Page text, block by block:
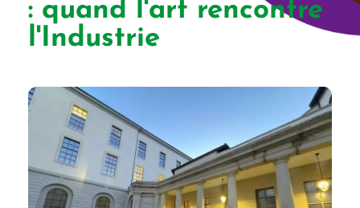
: quand l'art rencontre
l'Industrie